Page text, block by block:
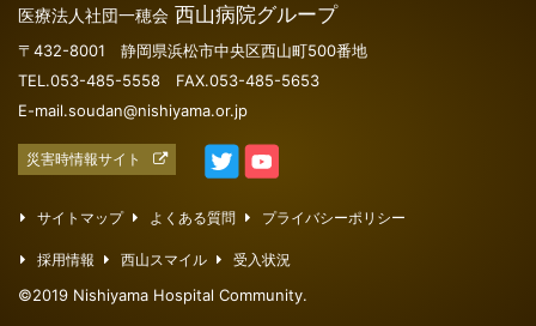
医療法人社団一穂会 西山病院グループ
〒432-8001 静岡県浜松市中央区西山町500番地
TEL.053-485-5558 FAX.053-485-5653
E-mail.soudan@nishiyama.or.jp
災害時情報サイト
サイトマップ よくある質問 プライバシーポリシー
採用情報 西山スマイル 受入状況
©2019 Nishiyama Hospital Community.